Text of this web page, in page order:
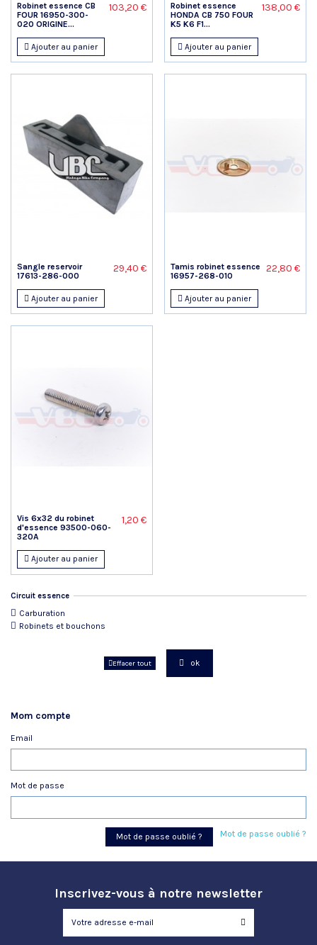
Robinet essence CB
FOUR 16950-300-
020 ORIGINE...
103,20 €
Ajouter au panier
Robinet essence
HONDA CB 750 FOUR
K5 K6 F1...
138,00 €
Ajouter au panier
Sangle reservoir
17613-286-000
29,40 €
Ajouter au panier
Tamis robinet essence
16957-268-010
22,80 €
Ajouter au panier
Vis 6x32 du robinet
d'essence 93500-060-
320A
1,20 €
Ajouter au panier
Circuit essence
Carburation
Robinets et bouchons
Effacer tout ok
Mom compte
Email
Mot de passe
Mot de passe oublié ?
Mot de passe oublié ?
Inscrivez-vous à notre newsletter